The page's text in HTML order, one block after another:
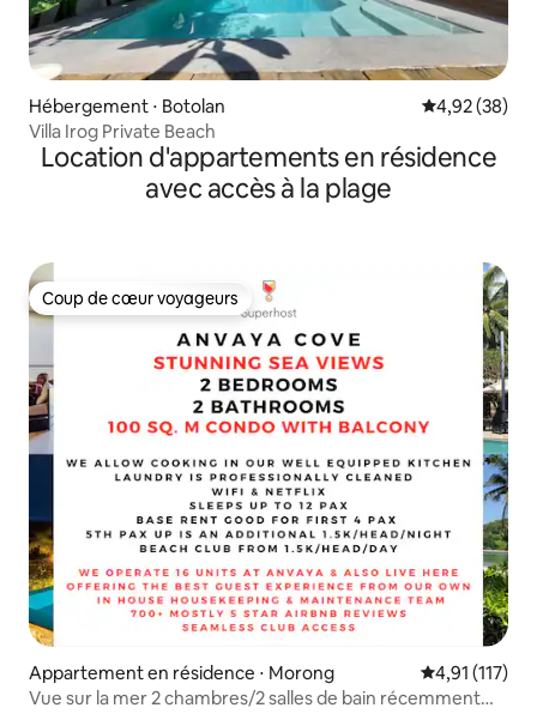
Hébergement ⋅ Botolan Évaluation
4,92 (38)
Villa Irog Private Beach
Location d'appartements en résidence
avec accès à la plage
Coup de cœur voyageurs
Coup de cœur voyageurs
Appartement en résidence ⋅ Morong Évaluation
4,91 (117)
Vue sur la mer 2 chambres/2 salles de bain récemment